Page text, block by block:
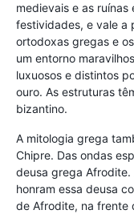
medievais e as
festividades, e vale a
ortodoxas gregas e
um entorno
luxuosos e distintos
ouro. As estruturas
bizantino.
A mitologia grega
Chipre. Das ondas
deusa grega
honram essa deusa
de Afrodite, na frente